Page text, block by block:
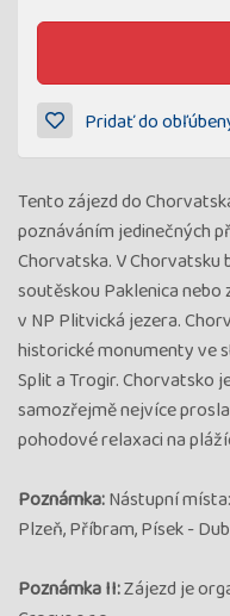
Pridať do
Tento zájezd do
poznáváním jedinečných
Chorvatska. V
soutěskou Paklenica
v NP Plitvická jezera.
historické monumenty ve
Split a Trogir. Chorvatsko
samozřejmě nejvíce
pohodové relaxaci na
Poznámka:Nástupní
Plzeň, Příbram, Písek -
Poznámka II:Zájezd je